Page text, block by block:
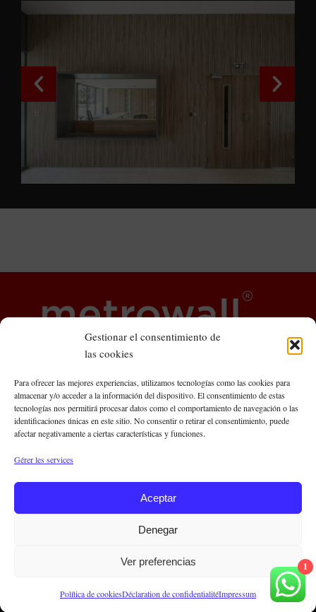
Gestionar el consentimiento de
las cookies
Para ofrecer las mejores experiencias, utilizamos tecnologías como las cookies para
almacenar y/o acceder a la información del dispositivo. El consentimiento de estas
tecnologías nos permitirá procesar datos como el comportamiento de navegación o las
identificaciones únicas en este sitio. No consentir o retirar el consentimiento, puede
afectar negativamente a ciertas características y funciones.
Gérer les services
Aceptar
Denegar
Ver preferencias
Política de cookiesDéclaration de confidentialitéImpressum
Metrowall Central Offices
+34 636 643 648
1